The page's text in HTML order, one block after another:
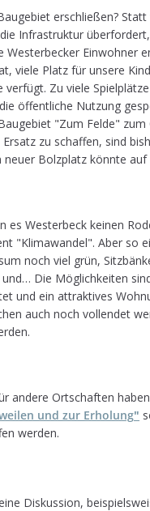
erschlie­ßen?
Infra­struk­tur
Ein­woh­ner
viele Platz für unsere
Zu viele
öffent­li­che Nut­zung
"Zum Felde"
zu schaf­fen, sind
Bolz­platz könnte
es Wes­ter­beck kei­nen
"Kli­ma­wan­del". Aber so
noch viel grün,
Die Mög­lich­kei­ten
und ein attrak­ti­ves
auch noch voll­endet
andere Ort­schaf­ten
und zur Erho­lung"
werden.
Dis­kus­sion,